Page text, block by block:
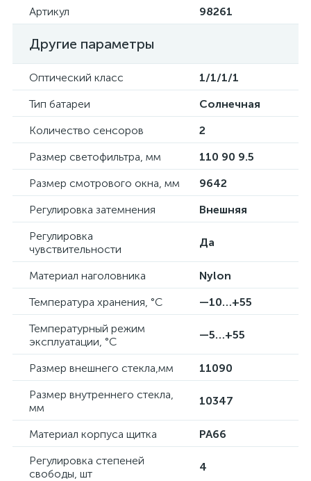
Артикул 98261
Другие параметры
Оптический класс
1/1/1/1
Тип батареи
Солнечная
Количество сенсоров
2
Размер светофильтра, мм
110 90 9.5
Размер смотрового окна, мм
9642
Регулировка затемнения
Внешняя
Регулировка
чувствительности
Да
Материал наголовника
Nylon
Температура хранения, °C
—10…+55
Температурный режим
эксплуатации, °C
—5…+55
Размер внешнего стекла,мм
11090
Размер внутреннего стекла,
мм
10347
Материал корпуса щитка
PA66
Регулировка степеней
свободы, шт
4